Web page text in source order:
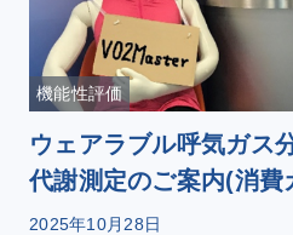
機能性評価
ウェアラブル呼気ガス
代謝測定のご案内(消費
2025年10月28日